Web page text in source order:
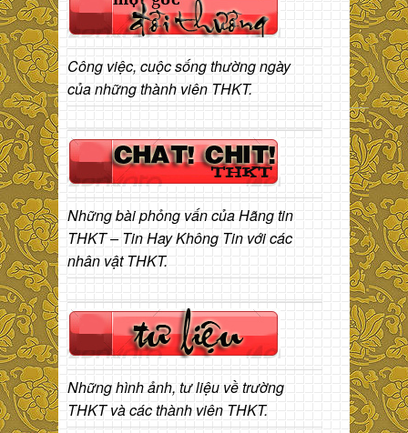
Công việc, cuộc sống thường ngày
của những thành viên THKT.
Những bài phỏng vấn của Hãng tin
THKT – Tin Hay Không Tin với các
nhân vật THKT.
Những hình ảnh, tư liệu về trường
THKT và các thành viên THKT.